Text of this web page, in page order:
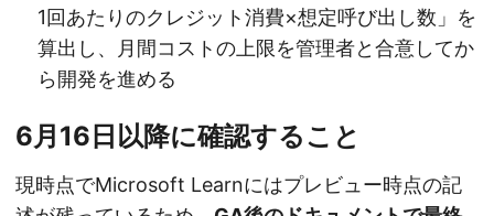
1回あたりのクレジット消費×想定呼び出し数」を
算出し、月間コストの上限を管理者と合意してか
ら開発を進める
6月16日以降に確認すること
現時点でMicrosoft Learnにはプレビュー時点の記